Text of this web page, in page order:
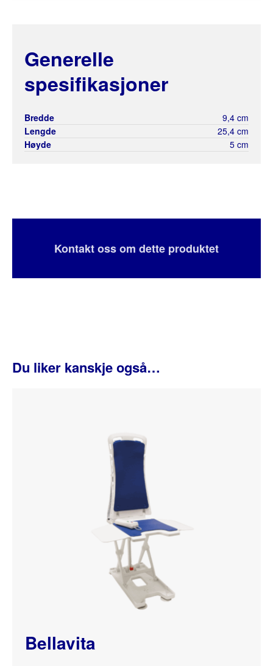
Generelle
spesifikasjoner
Bredde
9,4 cm
Lengde
25,4 cm
Høyde
5 cm
Kontakt oss om dette produktet
Du liker kanskje også…
Bellavita